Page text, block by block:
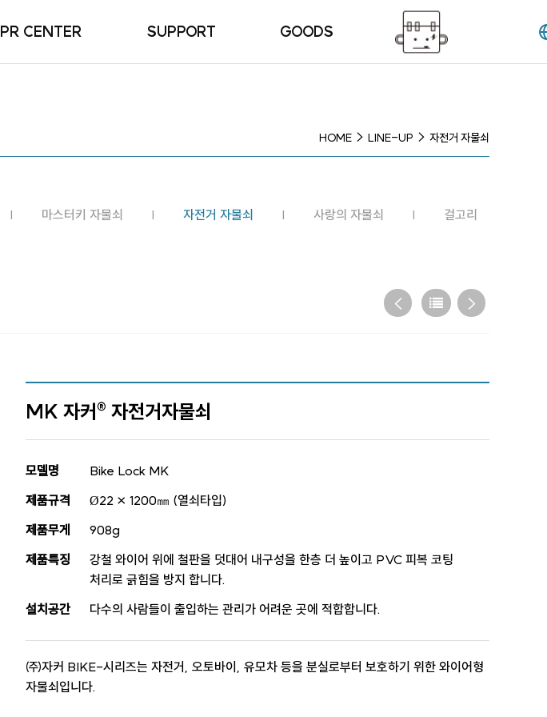
PR CENTER SUPPORT GOODS
HOME LINE-UP 자전거 자물쇠
마스터키 자물쇠 자전거 자물쇠 사랑의 자물쇠 걸고리
MK 자커® 자전거자물쇠
모델명
Bike Lock MK
제품규격
Ø22 × 1200㎜ (열쇠타입)
제품무게
908g
제품특징
강철 와이어 위에 철판을 덧대어 내구성을 한층 더 높이고 PVC 피복 코팅
처리로 긁힘을 방지 합니다.
설치공간
다수의 사람들이 출입하는 관리가 어려운 곳에 적합합니다.
㈜자커 BIKE-시리즈는 자전거, 오토바이, 유모차 등을 분실로부터 보호하기 위한 와이어형
자물쇠입니다.